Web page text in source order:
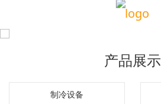
产品展示
制冷设备